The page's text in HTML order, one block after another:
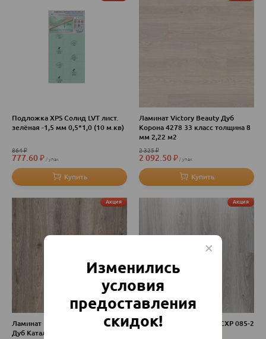
Подложка XPS Солид LVT лист.
зелёная -1,5 мм 0,5*1,0 (10 м.кв)
864₽
777.60₽ упак
Ламинат Victory Beauty Дуб
Корона 4278 33 класс толщина 8
мм 2,22 м2
2 325₽
2 092.50₽ упак
Акция
Ламинат Hercules 833 HWС 317
Дуб Каталонский 1380*190*8мм
Акция
Ламинат Clix Floor Plus CXP 085-2
Изменились
условия
предоставления
скидок!